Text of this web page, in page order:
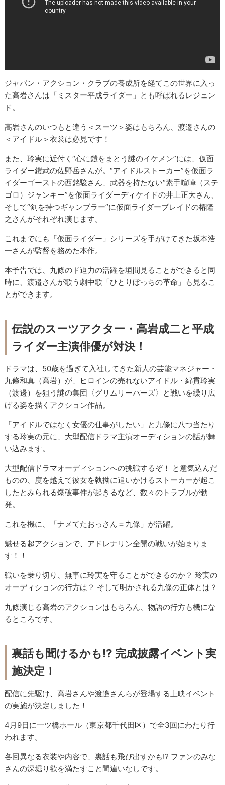
ジャパン・アクション・クラブの養成所を経てこの世界に入っ
た高岩さんは「ミスター平成ライダー」とも呼ばれるレジェン
ド。
高岩さんのいつもと違う＜スーツ＞姿はもちろん、渡邉さんの
＜アイドル＞衣裳は必見です！
また、玲実に近付く“心に鎧をまとう謎のイケメン”には、仮面
ライダー鎧武の佐野岳さんが。“アイドルストーカー”を仮面ラ
イダーゴーストの西銘駿さん、武器を持たない“素手喧嘩（ステ
ゴロ）ジャンキー”を仮面ライダーディケイドの井上正大さん、
そして“剣を持つギャンブラー”に仮面ライダーブレイドの椿隆
之さんがそれぞれ演じます。
これまでにも「仮面ライダー」シリーズを手がけてきた坂本浩
一さんが監督を務めた本作。
本予告では、九條のド迫力の活躍を垣間見ることができると同
時に、渡邉さんが歌う劇中歌「ひとりぼっちの革命」も見るこ
とができます。
伝説のスーツアクター・高岩成二と平成
ライダー主演俳優が対決！
ドラマは、50歳を過ぎて入社してきた新人の芸能マネジャー・
九條和真（高岩）が、ヒロインの売れないアイドル・綿貫玲実
（渡邊）を狙う謎の集団〈グリムリーパーズ〉と戦いを繰り広
げる姿を描くアクション作品。
「アイドルではなく女優の仕事がしたい」と九條に八つ当たり
する玲実の元に、大型配信ドラマ主演オーディションの話が舞
い込みます。
大型配信ドラマオーディションへの挑戦するぞ！ と意気込んだ
ものの、度を越えて彼女を執拗に追いかけるストーカーが起こ
したとみられる爆破事件が起きるなど、数々のトラブルが勃
発。
これを機に、「ナメてたおっさん＝九條」が活躍。
魅せる超アクションで、アドレナリン全開の戦いが始まりま
す！！
戦いを乗り切り、無事に玲実を守ることができるのか？ 玲実の
オーディションの行方は？ そして明かされる九條の正体とは？
九條演じる高岩のアクションはもちろん、物語の行方も機にな
るところです。
裏話も聞けるかも⁉︎ 完成披露イベント実
施決定！
配信に先駆け、高岩さんや渡邉さんらが登場する上映イベント
の実施が決定しました！
4月9日に一ツ橋ホール（東京都千代田区）で全3回にわたり行
われます。
各回異なる衣装や内容で、裏話も飛び出すかも⁉︎ ファンのみな
さんの深堀り欲を満たすこと間違いなしです。